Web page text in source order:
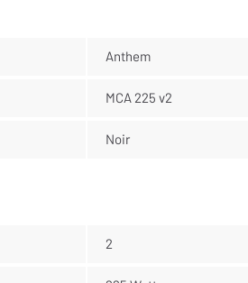
Anthem
MCA 225 v2
Noir
2